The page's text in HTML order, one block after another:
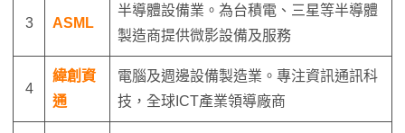
3 ASML
半導體設備業。為台積電、三星等半導體
製造商提供微影設備及服務
4
緯創資
通
電腦及週邊設備製造業。專注資訊通訊科
技，全球ICT產業領導廠商